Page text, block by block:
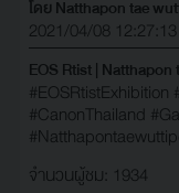
โดย Natthapon tae
2021/04/08 12:27:13
EOS Rtist |
#EOSRtistExhibition
#CanonThailand
จำนวนผู้ชม: 1934